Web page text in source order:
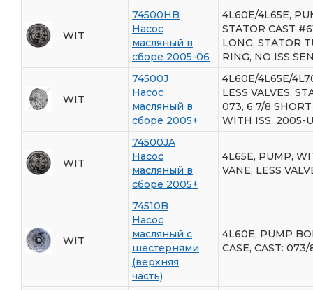
WIT
74500HB
Насос
масляный в
сборе 2005-06
4L60E/4L65E,
STATOR CAST
LONG, STATOR
RING, NO ISS
WIT
74500J
Насос
масляный в
сборе 2005+
4L60E/4L65E/
LESS VALVES,
073, 6 7/8
WITH ISS, 2005-
WIT
74500JA
Насос
масляный в
сборе 2005+
4L65E, PUMP,
VANE, LESS
WIT
74510B
Насос
масляный с
шестернями
(верхняя
часть)
4L60E, PUMP
CASE, CAST: